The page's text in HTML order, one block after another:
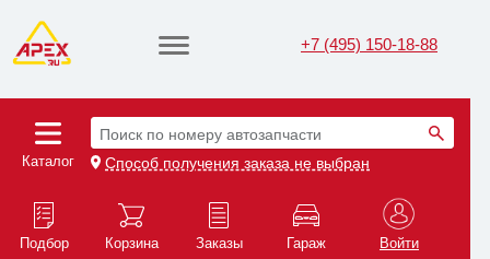
+7 (495) 150-18-88
Каталог
Поиск по номеру автозапчасти
Способ получения заказа не выбран
Подбор Корзина Заказы Гараж Войти